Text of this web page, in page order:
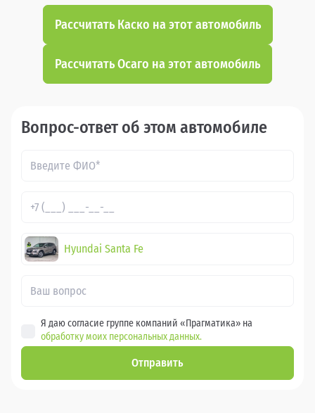
Рассчитать Каско на этот автомобиль
Рассчитать Осаго на этот автомобиль
Вопрос-ответ об этом автомобиле
Hyundai Santa Fe
Я даю согласие группе компаний «Прагматика» на
обработку моих персональных данных.
Отправить